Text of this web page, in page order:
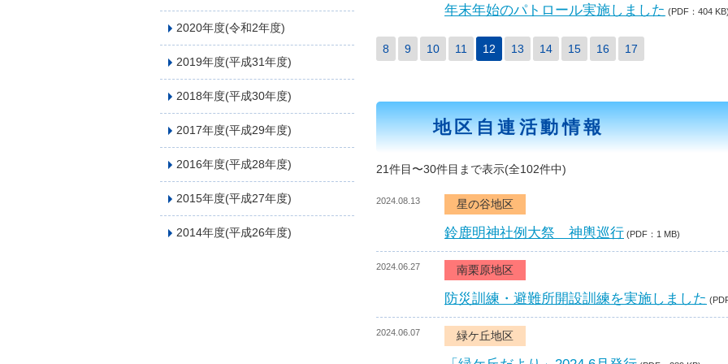
年末年始のパトロール実施しました (PDF：404 KB)
8 9 10 11 12 13 14 15 16 17
地区自連活動情報
21件目〜30件目まで表示(全102件中)
2024.08.13 星の谷地区
鈴鹿明神社例大祭 神輿巡行 (PDF：1 MB)
2024.06.27 南栗原地区
防災訓練・避難所開設訓練を実施しました
2024.06.07 緑ケ丘地区
2020年度(令和2年度)
2019年度(平成31年度)
2018年度(平成30年度)
2017年度(平成29年度)
2016年度(平成28年度)
2015年度(平成27年度)
2014年度(平成26年度)